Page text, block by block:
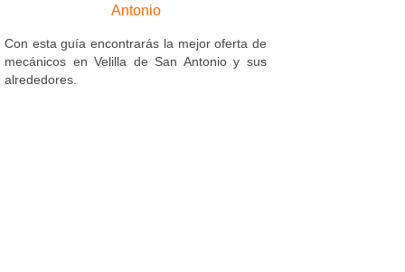
Antonio
Con esta guía encontrarás la mejor oferta de
mecánicos en Velilla de San Antonio y sus
alrededores.